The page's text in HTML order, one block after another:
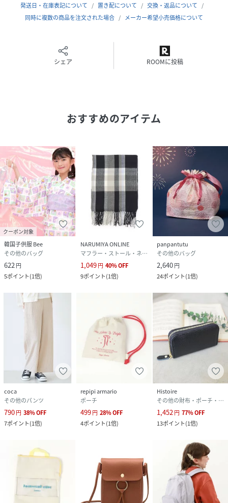
原産国 CHINA
綿100％の伸縮性のない薄手生地です。
い。
・商品の色味に関しましては、モニターにより
た実寸値です。計測の仕方により実寸値とは若
干（1～2cm前後 / 冬物は2～3cm）異なる場合
がございます。
サイズ
品番
NN4226_kbb01100
kbb01100-a-F NN4226)
発送日・在庫表記について 置き配について
交換・返品について
同時に複数の商品を注文された場合
メーカー希望小売価格について
シェア ROOMに投稿
おすすめのアイテム
クーポン対象
韓国子供服 Bee
その他のバッグ
622円
5ポイント(1倍)
NARUMIYA ONLINE
マフラー・ストール・ネックウォーマー
1,049円 40%OFF
9ポイント(1倍)
panpantutu
その他のバッグ
2,640円
24ポイント(1倍)
coca
その他のパンツ
790円 38%OFF
7ポイント(1倍)
repipi armario
ポーチ
499円 28%OFF
4ポイント(1倍)
Histoire
その他の財布・ポーチ・ケース
1,452円 77%OFF
13ポイント(1倍)